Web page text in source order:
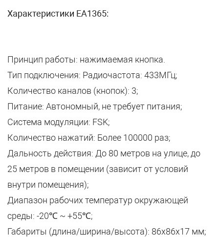
Характеристики EA1365:
Принцип работы: нажимаемая кнопка.
Тип подключения: Радиочастота: 433МГц;
Количество каналов (кнопок): 3;
Питание: Автономный, не требует питания;
Система модуляции: FSK;
Количество нажатий: Более 100000 раз;
Дальность действия: До 80 метров на улице, до
25 метров в помещении (зависит от условий
внутри помещения);
Диапазон рабочих температур окружающей
среды: -20℃ ~ +55℃;
Габариты (длина/ширина/высота): 86х86х17 мм;